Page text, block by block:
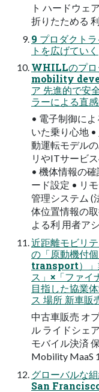
ト ハードウェ
折りたためる
9 プロダクト
トを広げていく
WHILLのプ
mobility
ア 先進的で安
ラーによる直
• 電子制御に
いた乗り心地
動運転モデル
リやITサービ
• 機体情報の
ード設定 • リ
管理システム (
体位置情報の
よる利 用者ア
近距離モビリ
の「原動機付
transport）」
ス」×「ファイ
目指した協業
ス 場所 新車販
中古車販売 オ
ル ライドシェ
モバイル決済
Mobility MaaS
グローバルな
San